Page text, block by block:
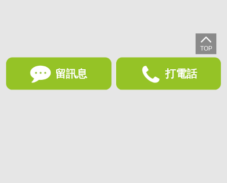
留訊息 打電話